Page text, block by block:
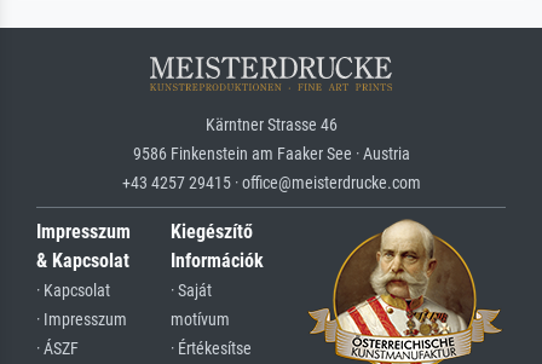
Kärntner Strasse 46
9586 Finkenstein am Faaker See · Austria
+43 4257 29415 · office@meisterdrucke.com
Impresszum
& Kapcsolat
· Kapcsolat
· Impresszum
· ÁSZF
Kiegészítő
Információk
· Saját
motívum
· Értékesítse